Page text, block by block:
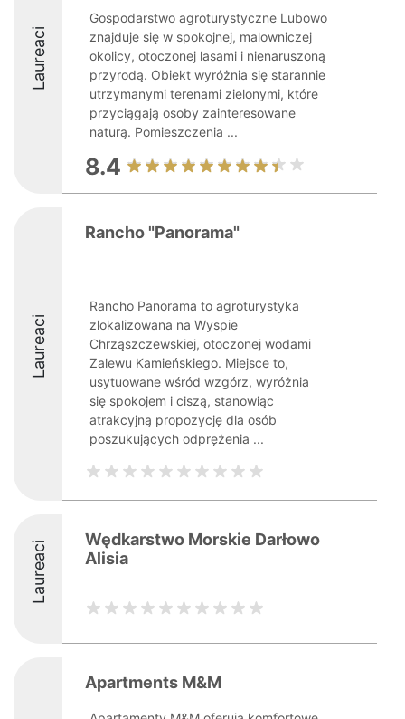
Laureaci
Gospodarstwo agroturystyczne Lubowo
znajduje się w spokojnej, malowniczej
okolicy, otoczonej lasami i nienaruszoną
przyrodą. Obiekt wyróżnia się starannie
utrzymanymi terenami zielonymi, które
przyciągają osoby zainteresowane
naturą. Pomieszczenia ...
8.4
Laureaci
Rancho "Panorama"
Rancho Panorama to agroturystyka
zlokalizowana na Wyspie
Chrząszczewskiej, otoczonej wodami
Zalewu Kamieńskiego. Miejsce to,
usytuowane wśród wzgórz, wyróżnia
się spokojem i ciszą, stanowiąc
atrakcyjną propozycję dla osób
poszukujących odprężenia ...
Laureaci
Wędkarstwo Morskie Darłowo
Alisia
Apartments M&M